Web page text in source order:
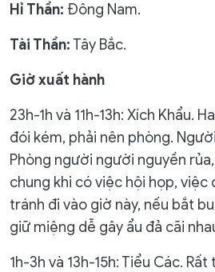
Hỉ Thần: Đông Nam.
Tài Thần: Tây Bắc.
Giờ xuất hành
23h-1h và 11h-13h: Xích Khẩu.
đói kém, phải nên phòng.
Phòng người người nguyền
chung khi có việc hội họp, việc
tránh đi vào giờ này, nếu bắt
giữ miệng dễ gây ẩu đả cãi
1h-3h và 13h-15h: Tiểu Các.